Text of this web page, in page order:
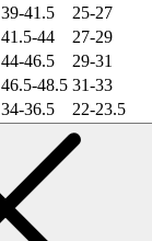
39-41.5
25-27
41.5-44
27-29
44-46.5
29-31
46.5-48.5 31-33
34-36.5 22-23.5